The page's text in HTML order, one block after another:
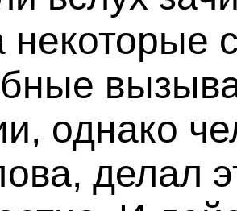
некоторые
однако
делал